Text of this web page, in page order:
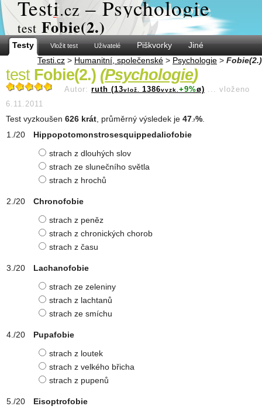
Testi.cz – Psychologie
test Fobie(2.)
Testy Vložit test Uživatelé Piškvorky
Jiné
Testi.cz > Humanitní, společenské > Psychologie > Fobie(2.)
test Fobie(2.) (Psychologie)
Autor: ruth (13vlož. 1386vyzk. +9%ø) ... vloženo
6.11.2011
Test vyzkoušen 626 krát , průměrný výsledek je 47 .7%
Hippopotomonstrosesquippedaliofobie
strach z dlouhých slov
strach ze slunečního světla
strach z hrochů
Chronofobie
strach z peněz
strach z chronických chorob
strach z času
Lachanofobie
strach ze zeleniny
strach z lachtanů
strach ze smíchu
Pupafobie
strach z loutek
strach z velkého břicha
strach z pupenů
Eisoptrofobie